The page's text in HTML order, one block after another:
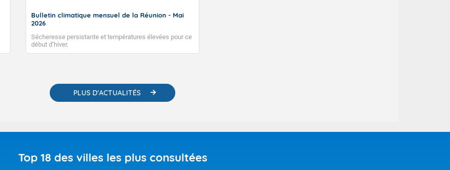
Bulletin climatique mensuel de la Réunion - Mai
2026
Sécheresse persistante et températures élevées pour ce
début d’hiver.
PLUS D'ACTUALITÉS
Top 18 des villes les plus consultées